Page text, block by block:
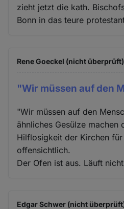
zieht jetzt die kath.
Bonn in das teure
Rene Goeckel (nicht überprüft)
"Wir müssen auf den
"Wir müssen auf den
ähnliches Gesülze machen
Hilflosigkeit der Kirchen
offensichtlich.
Der Ofen ist aus. Läuft
Edgar Schwer (nicht